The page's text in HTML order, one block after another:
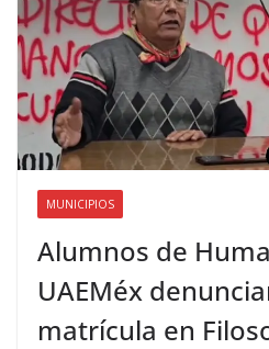
MUNICIPIOS
Alumnos de
UAEMéx
matrícula en